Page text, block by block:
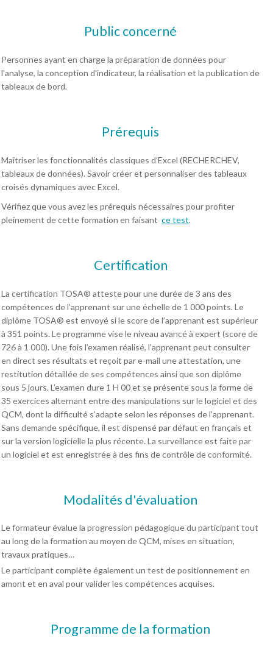
Public concerné
Personnes ayant en charge la préparation de données pour
l'analyse, la conception d'indicateur, la réalisation et la publication de
tableaux de bord.
Prérequis
Maîtriser les fonctionnalités classiques d’Excel (RECHERCHEV,
tableaux de données). Savoir créer et personnaliser des tableaux
croisés dynamiques avec Excel.
Vérifiez que vous avez les prérequis nécessaires pour profiter
pleinement de cette formation en faisant ce test.
Certification
La certification TOSA® atteste pour une durée de 3 ans des
compétences de l’apprenant sur une échelle de 1 000 points. Le
diplôme TOSA® est envoyé si le score de l’apprenant est supérieur
à 351 points. Le programme vise le niveau avancé à expert (score de
726 à 1 000). Une fois l’examen réalisé, l’apprenant peut consulter
en direct ses résultats et reçoit par e-mail une attestation, une
restitution détaillée de ses compétences ainsi que son diplôme
sous 5 jours. L’examen dure 1 H 00 et se présente sous la forme de
35 exercices alternant entre des manipulations sur le logiciel et des
QCM, dont la difficulté s’adapte selon les réponses de l’apprenant.
Sans demande spécifique, il est dispensé par défaut en français et
sur la version logicielle la plus récente. La surveillance est faite par
un logiciel et est enregistrée à des fins de contrôle de conformité.
Modalités d'évaluation
Le formateur évalue la progression pédagogique du participant tout
au long de la formation au moyen de QCM, mises en situation,
travaux pratiques…
Le participant complète également un test de positionnement en
amont et en aval pour valider les compétences acquises.
Programme de la formation